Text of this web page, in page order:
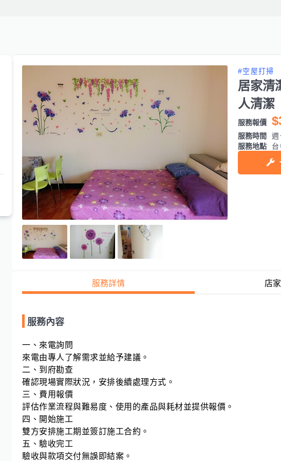
#空屋打掃
居家清
人清潔
服務報價
服務時間
服務地點
服務詳情 店
服務內容
一、來電詢問
來電由專人了解需求並給予建議。
二、到府勘查
確認現場實際狀況，安排後續處理方式。
三、費用報價
評估作業流程與難易度、使用的產品與耗材並提供報價。
四、開始施工
雙方安排施工期並簽訂施工合約。
五、驗收完工
驗收與款項交付無誤即結案。